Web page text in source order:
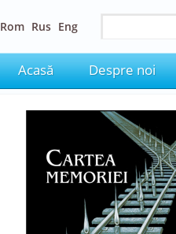
Rom Rus Eng
Acasă Despre noi